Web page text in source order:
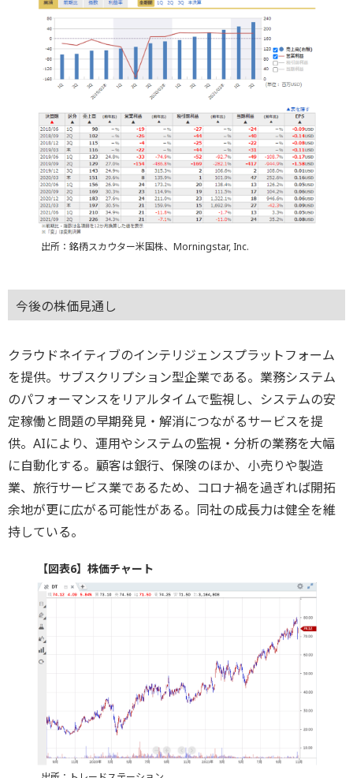
出所：銘柄スカウター米国株、Morningstar, Inc.
今後の株価見通し
クラウドネイティブのインテリジェンスプラットフォーム
を提供。サブスクリプション型企業である。業務システム
のパフォーマンスをリアルタイムで監視し、システムの安
定稼働と問題の早期発見・解消につながるサービスを提
供。AIにより、運用やシステムの監視・分析の業務を大幅
に自動化する。顧客は銀行、保険のほか、小売りや製造
業、旅行サービス業であるため、コロナ禍を過ぎれば開拓
余地が更に広がる可能性がある。同社の成長力は健全を維
持している。
【図表6】株価チャート